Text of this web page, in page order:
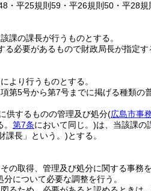
平25規則59・平26規則50・平28
課の課長が行うものとする。
必要があるもので財政局長が指定
より行うものとする。
第5号から第7号までに掲げる種類の
供するものの管理及び処分(広島市事
第7条において同じ。)は、当該課の
課長」という。)とする。
の取得、管理及び処分に関する事務
について必要な調整を行う。